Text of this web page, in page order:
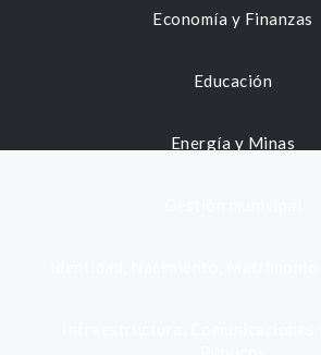
Economía y Finanzas
Educación
Energía y Minas